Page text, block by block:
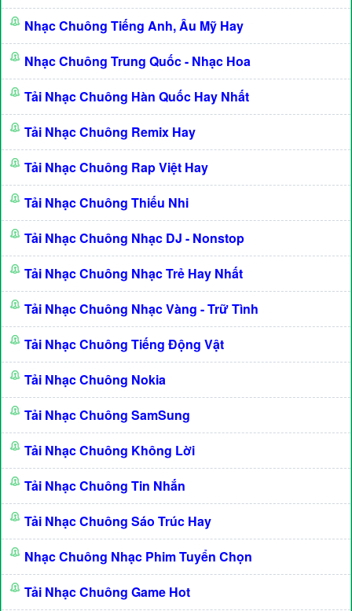
Nhạc Chuông Tiếng Anh, Âu Mỹ Hay
Nhạc Chuông Trung Quốc - Nhạc Hoa
Tải Nhạc Chuông Hàn Quốc Hay Nhất
Tải Nhạc Chuông Remix Hay
Tải Nhạc Chuông Rap Việt Hay
Tải Nhạc Chuông Thiếu Nhi
Tải Nhạc Chuông Nhạc DJ - Nonstop
Tải Nhạc Chuông Nhạc Trẻ Hay Nhất
Tải Nhạc Chuông Nhạc Vàng - Trữ Tình
Tải Nhạc Chuông Tiếng Động Vật
Tải Nhạc Chuông Nokia
Tải Nhạc Chuông SamSung
Tải Nhạc Chuông Không Lời
Tải Nhạc Chuông Tin Nhắn
Tải Nhạc Chuông Sáo Trúc Hay
Nhạc Chuông Nhạc Phim Tuyển Chọn
Tải Nhạc Chuông Game Hot